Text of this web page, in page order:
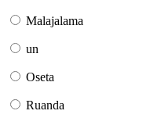
Malajalama
un
Oseta
Ruanda